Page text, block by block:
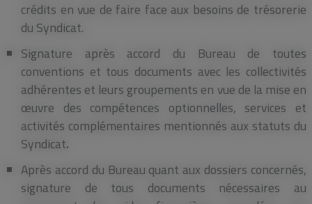
crédits en vue de faire face aux besoins de trésorerie
du Syndicat.
Signature après accord du Bureau de toutes
conventions et tous documents avec les collectivités
adhérentes et leurs groupements en vue de la mise en
œuvre des compétences optionnelles, services et
activités complémentaires mentionnés aux statuts du
Syndicat.
Après accord du Bureau quant aux dossiers concernés,
signature de tous documents nécessaires au